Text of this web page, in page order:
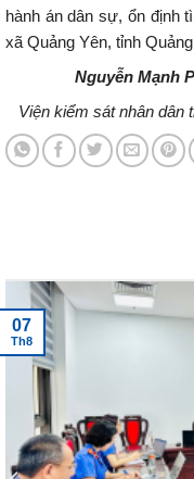
hành án dân sự, ổn định
xã Quảng Yên, tỉnh
Nguyễn Mạnh
Viện kiểm sát nhân dân
07
Th8